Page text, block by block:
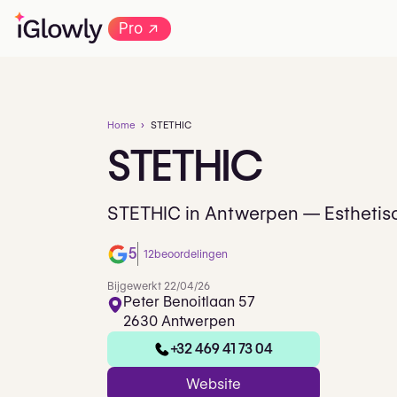
Pro→
Home STETHIC
STETHIC
STETHIC in Antwerpen —
5 12beoordelingen
Bijgewerkt 22/04/26
Peter Benoitlaan 57
2630 Antwerpen
+32 469 41 73 04
Website